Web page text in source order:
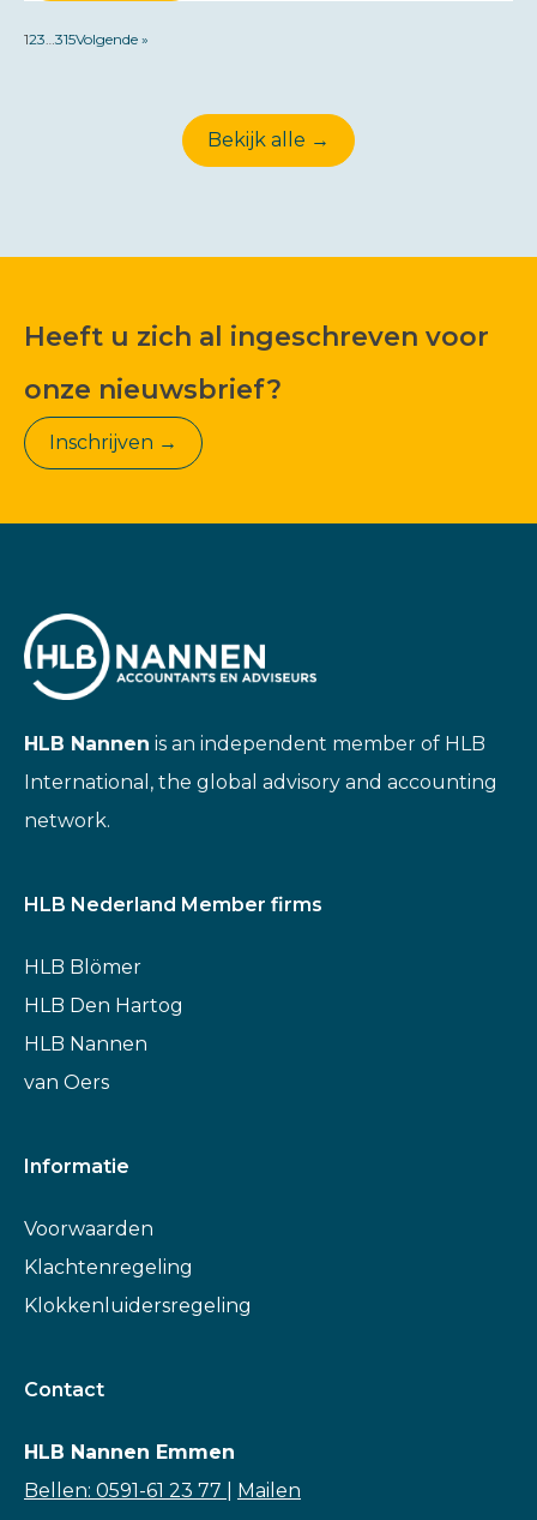
123 315Volgende »
Bekijk alle →
Heeft u zich al ingeschreven voor
onze nieuwsbrief?
Inschrijven →
HLB Nannen is an independent member of HLB
International, the global advisory and accounting
network.
HLB Nederland Member firms
HLB Blömer
HLB Den Hartog
HLB Nannen
van Oers
Informatie
Voorwaarden
Klachtenregeling
Klokkenluidersregeling
Contact
HLB Nannen Emmen
Bellen: 0591-61 23 77
Mailen